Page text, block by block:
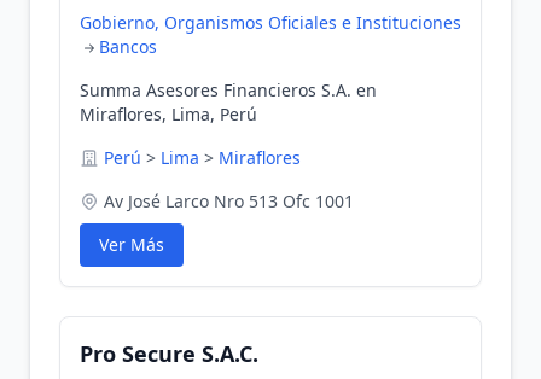
Gobierno, Organismos Oficiales e Instituciones
Bancos
Summa Asesores Financieros S.A. en
Miraflores, Lima, Perú
Perú > Lima > Miraflores
Av José Larco Nro 513 Ofc 1001
Ver Más
Pro Secure S.A.C.